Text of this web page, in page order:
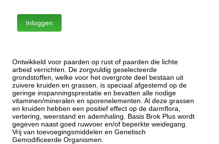
Ontwikkeld voor paarden op rust of paarden die lichte
arbeid verrichten. De zorgvuldig geselecteerde
grondstoffen, welke voor het overgrote deel bestaan uit
zuivere kruiden en grassen, is speciaal afgestemd op de
geringe inspanningsprestatie en bevatten alle nodige
vitaminen/mineralen en sporenelementen. Al deze grassen
en kruiden hebben een positief effect op de darmflora,
vertering, weerstand en ademhaling. Basis Brok Plus wordt
gegeven naast goed ruwvoer en/of beperkte weidegang.
Vrij van toevoegingsmiddelen en Genetisch
Gemodificeerde Organismen.